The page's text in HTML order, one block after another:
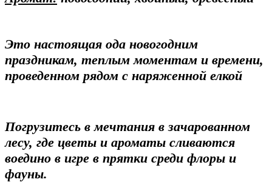
Это настоящая ода новогодним
праздникам, теплым моментам и времени,
проведенном рядом с наряженной елкой
Погрузитесь в мечтания в зачарованном
лесу, где цветы и ароматы сливаются
воедино в игре в прятки среди флоры и
фауны.